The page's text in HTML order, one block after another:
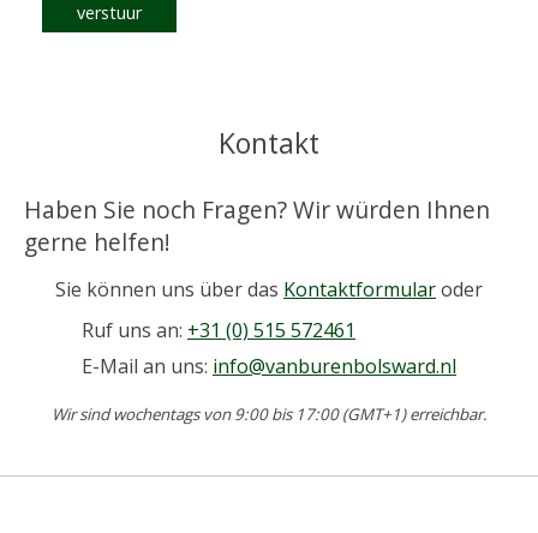
verstuur
Kontakt
Haben Sie noch Fragen? Wir würden Ihnen
gerne helfen!
Sie können uns über das Kontaktformularoder
Ruf uns an: +31 (0) 515 572461
E-Mail an uns: info@vanburenbolsward.nl
Wir sind wochentags von 9:00 bis 17:00 (GMT+1) erreichbar.